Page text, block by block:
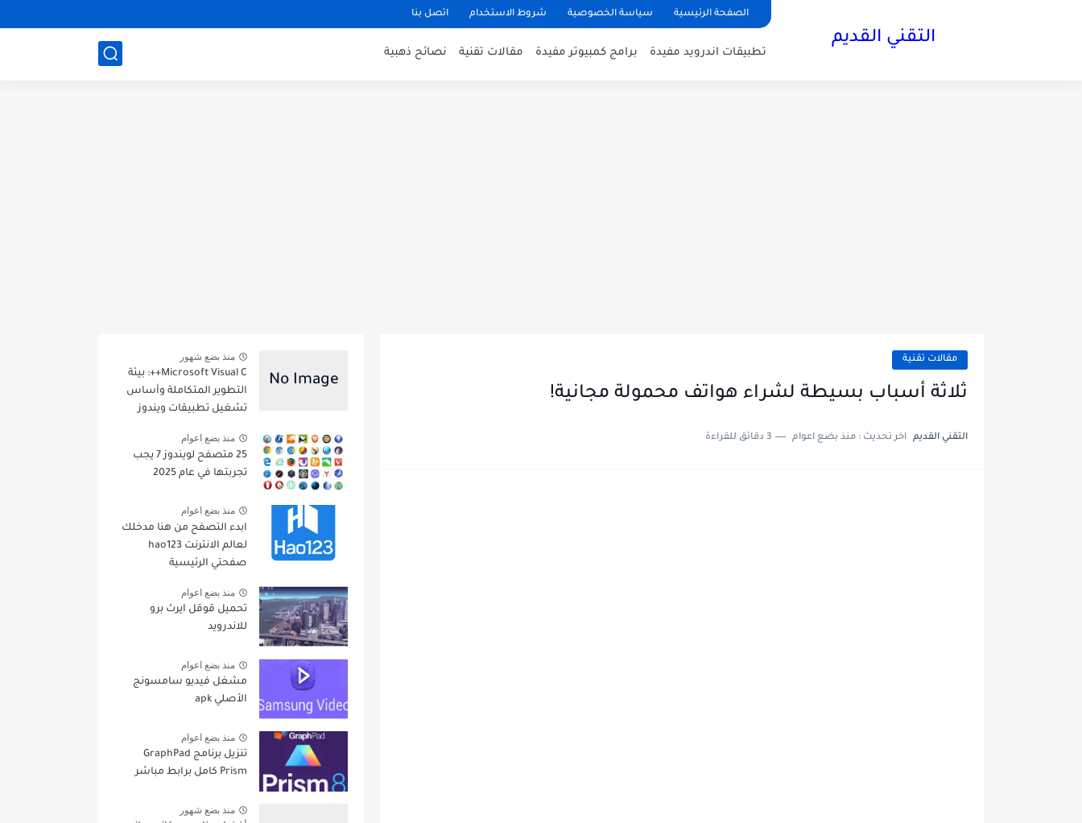
الصفحة الرئيسية سياسة الخصوصية شروط الاستخدام اتصل بنا
التقني القديم
تطبيقات اندرويد مفيدة برامج كمبيوتر مفيدة مقالات تقنية نصائح ذهبية
مقالات تقنية
ثلاثة أسباب بسيطة لشراء هواتف محمولة مجانية!
التقني القديم اخر تحديث : منذ بضع اعوام 3 دقائق للقراءة
منذ بضع شهور
Microsoft Visual C++: بيئة
التطوير المتكاملة وأساس
تشغيل تطبيقات ويندوز
منذ بضع اعوام
25 متصفح لويندوز 7 يجب
تجربتها في عام 2025
منذ بضع اعوام
ابدء التصفح من هنا مدخلك
لعالم الانترنت hao123
صفحتي الرئيسية
منذ بضع اعوام
تحميل قوقل ايرث برو
للاندرويد
منذ بضع اعوام
مشغل فيديو سامسونج
الأصلي apk
منذ بضع اعوام
تنزيل برنامج GraphPad
Prism كامل برابط مباشر
منذ بضع شهور